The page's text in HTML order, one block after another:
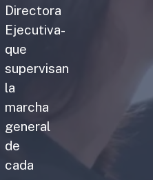
Directora
Ejecutiva-
que
supervisan
la
marcha
general
de
cada